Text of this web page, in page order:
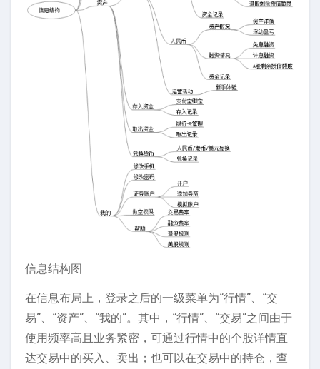
信息结构图
在信息布局上，登录之后的一级菜单为“行情”、“交
易”、“资产”、“我的”。其中，“行情”、“交易”之间由于
使用频率高且业务紧密，可通过行情中的个股详情直
达交易中的买入、卖出；也可以在交易中的持仓，查